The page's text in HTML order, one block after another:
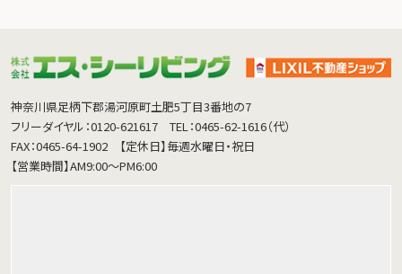
神奈川県足柄下郡湯河原町土肥5丁目3番地の7
フリーダイヤル：0120-621617
TEL：0465-62-1616（代）
FAX：0465-64-1902
【定休日】毎週水曜日・祝日
【営業時間】AM9:00～PM6:00